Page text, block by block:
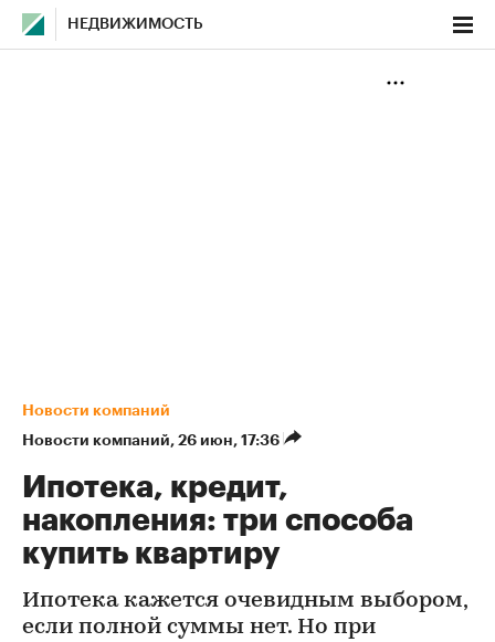
НЕДВИЖИМОСТЬ
Новости компаний
Новости компаний⁠, 26 июн, 17:36
Ипотека, кредит,
накопления: три способа
купить квартиру
Ипотека кажется очевидным выбором,
если полной суммы нет. Но при